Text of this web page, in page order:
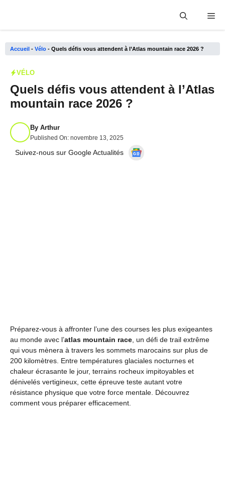
Accueil - Vélo - Quels défis vous attendent à l’Atlas mountain race 2026 ?
VÉLO
Quels défis vous attendent à l’Atlas
mountain race 2026 ?
By Arthur
Published On: novembre 13, 2025
Suivez-nous sur Google Actualités
Préparez-vous à affronter l’une des courses les plus exigeantes
au monde avec l’atlas mountain race , un défi de trail extrême
qui vous mènera à travers les sommets marocains sur plus de
200 kilomètres. Entre températures glaciales nocturnes et
chaleur écrasante le jour, terrains rocheux impitoyables et
dénivelés vertigineux, cette épreuve teste autant votre
résistance physique que votre force mentale. Découvrez
comment vous préparer efficacement.